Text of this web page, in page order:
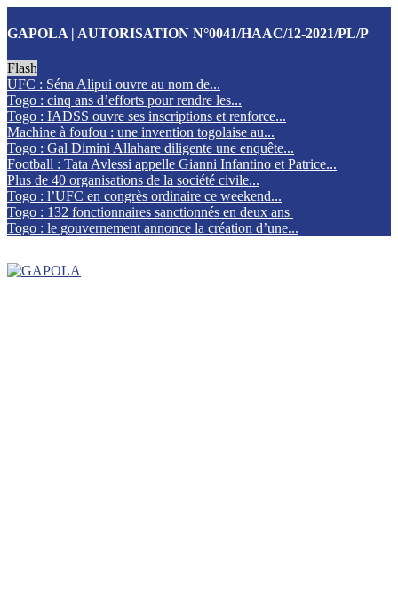
GAPOLA | AUTORISATION N°0041/HAAC/12-2021/PL/P
Flash
UFC : Séna Alipui ouvre au nom de...
Togo : cinq ans d’efforts pour rendre les...
Togo : IADSS ouvre ses inscriptions et renforce...
Machine à foufou : une invention togolaise au...
Togo : Gal Dimini Allahare diligente une enquête...
Football : Tata Avlessi appelle Gianni Infantino et Patrice...
Plus de 40 organisations de la société civile...
Togo : l’UFC en congrès ordinaire ce weekend...
Togo : 132 fonctionnaires sanctionnés en deux ans
Togo : le gouvernement annonce la création d’une...